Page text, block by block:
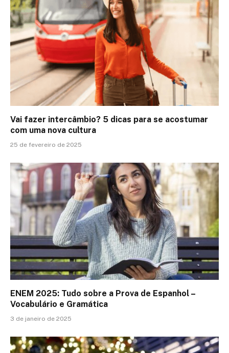
Vai fazer intercâmbio? 5 dicas para se acostumar
com uma nova cultura
25 de fevereiro de 2025
ENEM 2025: Tudo sobre a Prova de Espanhol –
Vocabulário e Gramática
3 de janeiro de 2025